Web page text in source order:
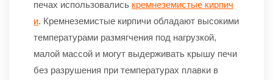
печах использовались кремнеземистые кирпич
и. Кремнеземистые кирпичи обладают высокими
температурами размягчения под нагрузкой,
малой массой и могут выдерживать крышу печи
без разрушения при температурах плавки в